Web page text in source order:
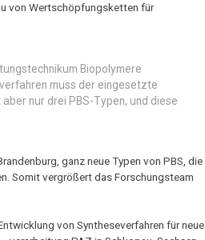
von Wertschöpfungsketten für
Biopolymere
muss der eingesetzte
nur drei PBS-Typen, und diese
ganz neue Typen von PBS, die
Somit vergrößert das Forschungsteam
von Syntheseverfahren für neue